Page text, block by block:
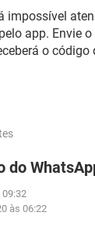
impossível
app. Envie
o
do
09:32
às 06:22